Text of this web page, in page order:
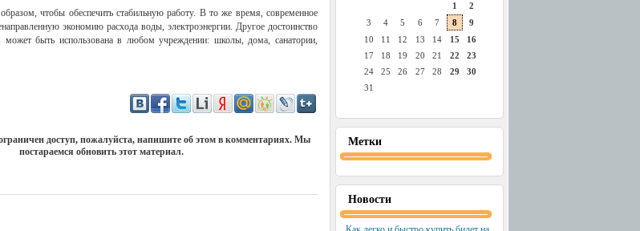
чтобы обеспечить стабильную работу. В то же время, современное
экономию расхода воды, электроэнергии. Другое достоинство
может быть использована в любом учреждении: школы, дома, санатории,
доступ, пожалуйста, напишите об этом в комментариях. Мы
постараемся обновить этот материал.
1
2
3
4 5 6 7 8
9
10
11 12 13 14 15
16
17
18 19 20 21 22
23
24
25 26 27 28 29
30
31
Метки
Новости